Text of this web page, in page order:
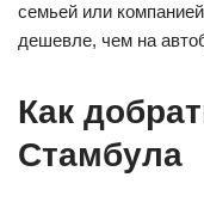
семьей или
дешевле, чем на
Как
Стамбула